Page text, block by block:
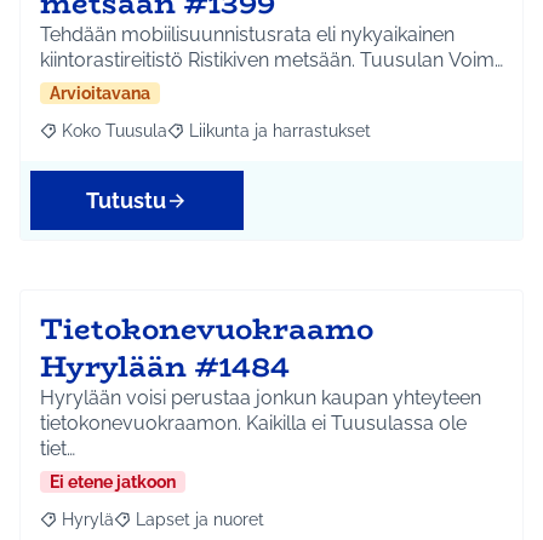
Tehdään mobiilisuunnistusrata eli nykyaikainen
kiintorastireitistö Ristikiven metsään. Tuusulan Voim…
Arvioitavana
Rajaa tulokset aihepiirin mukaan: Koko Tuusula
Koko Tuusula Rajaa tulokset teeman mukaan: Liikunta ja
Liikunta ja harrastukset
Tutustu
Tietokonevuokraamo
Hyrylään #1484
Hyrylään voisi perustaa jonkun kaupan yhteyteen
tietokonevuokraamon. Kaikilla ei Tuusulassa ole
tiet…
Ei etene jatkoon
Rajaa tulokset aihepiirin mukaan: Hyrylä
Hyrylä Rajaa tulokset teeman mukaan: Lapset ja nuoret
Lapset ja nuoret